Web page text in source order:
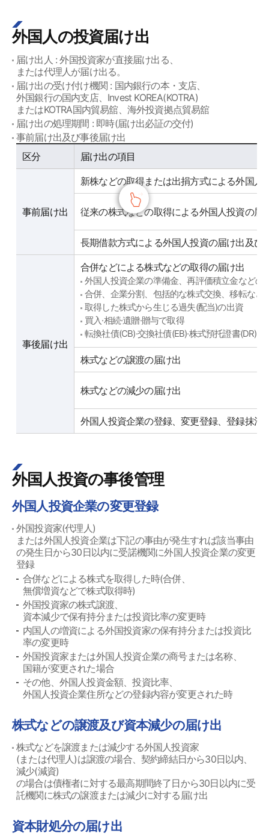
外国人の投資届け出
届け出人 : 外国投資家が直接届け出る、
または代理人が届け出る。
届け出の受け付け機関 : 国内銀行の本・支店、
外国銀行の国内支店、Invest KOREA(KOTRA)
またはKOTRA国内貿易舘、海外投資拠点貿易舘
届け出の処理期間 : 即時(届け出必証の交付)
事前届け出及び事後届け出
사전신고 및 사후신고
区分
届け出の項目
事前届け出
新株などの取得または出捐方式による外国
従来の株式などの取得による外国人投資の届
長期借款方式による外国人投資の届け出及び
事後届け出
合併などによる株式などの取得の届け出
外国人投資企業の準備金、再評価積立金などの
合併、企業分割、包括的な株式交換、移転など
取得した株式から生じる過失(配当)の出資
買入·相続·遺贈·贈与で取得
転換社債(CB)·交換社債(EB)·株式預托證書(DR)
株式などの譲渡の届け出
株式などの減少の届け出
外国人投資企業の登録、変更登録、登録抹消
外国人投資の事後管理
外国人投資企業の変更登録
外国投資家(代理人)
または外国人投資企業は下記の事由が発生すれば該当事由
の発生日から30日以内に受諾機関に外国人投資企業の変更
登録
合併などによる株式を取得した時(合併、
無償増資などで株式取得時)
外国投資家の株式譲渡、
資本減少で保有持分または投資比率の変更時
内国人の増資による外国投資家の保有持分または投資比
率の変更時
外国投資家または外国人投資企業の商号または名称、
国籍が変更された場合
その他、外国人投資金額、投資比率、
外国人投資企業住所などの登録内容が変更された時
株式などの譲渡及び資本減少の届け出
株式などを譲渡または減少する外国人投資家
(または代理人)は譲渡の場合、契約締結日から30日以内、
減少(減資)
の場合は債権者に対する最高期間終了日から30日以内に受
託機関に株式の譲渡または減少に対する届け出
資本財処分の届け出